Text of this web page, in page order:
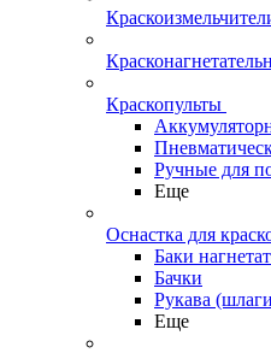
Краскопульты
Ручные для
Еще
Оснастка для
Баки
Бачки
Рукава
Еще